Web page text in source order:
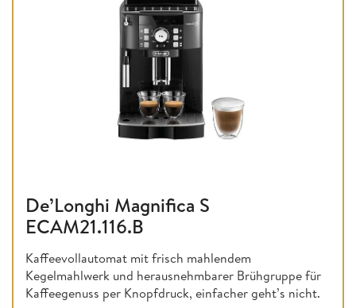
De’Longhi Magnifica S
ECAM21.116.B
Kaffeevollautomat mit frisch mahlendem
Kegelmahlwerk und herausnehmbarer Brühgruppe für
Kaffeegenuss per Knopfdruck, einfacher geht’s nicht.